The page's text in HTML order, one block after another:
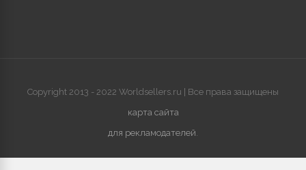
Copyright 2013 - 2022 Worldsellers.ru | Все права защищены
карта сайта
для рекламодателей